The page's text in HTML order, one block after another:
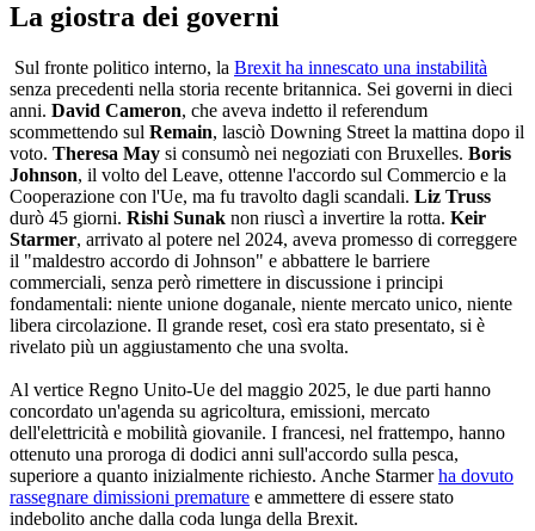
La giostra dei governi
Sul fronte politico interno, la Brexit ha innescato una instabilità
senza precedenti nella storia recente britannica. Sei governi in dieci
anni. David Cameron, che aveva indetto il referendum
scommettendo sul Remain, lasciò Downing Street la mattina dopo il
voto. Theresa May si consumò nei negoziati con Bruxelles. Boris
Johnson, il volto del Leave, ottenne l'accordo sul Commercio e la
Cooperazione con l'Ue, ma fu travolto dagli scandali. Liz Truss
durò 45 giorni. Rishi Sunak non riuscì a invertire la rotta. Keir
Starmer, arrivato al potere nel 2024, aveva promesso di correggere
il "maldestro accordo di Johnson" e abbattere le barriere
commerciali, senza però rimettere in discussione i principi
fondamentali: niente unione doganale, niente mercato unico, niente
libera circolazione. Il grande reset, così era stato presentato, si è
rivelato più un aggiustamento che una svolta.
Al vertice Regno Unito-Ue del maggio 2025, le due parti hanno
concordato un'agenda su agricoltura, emissioni, mercato
dell'elettricità e mobilità giovanile. I francesi, nel frattempo, hanno
ottenuto una proroga di dodici anni sull'accordo sulla pesca,
superiore a quanto inizialmente richiesto. Anche Starmerha dovuto
rassegnare dimissioni premature e ammettere di essere stato
indebolito anche dalla coda lunga della Brexit.